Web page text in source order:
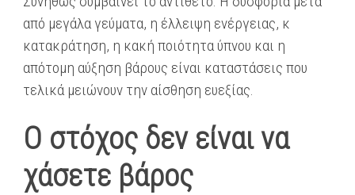
από μεγάλα γεύματα, η έλλειψη ενέργειας, κ
κατακράτηση, η κακή ποιότητα ύπνου και η
απότομη αύξηση βάρους είναι καταστάσεις που
τελικά μειώνουν την αίσθηση ευεξίας.
Ο στόχος δεν είναι να
χάσετε βάρος